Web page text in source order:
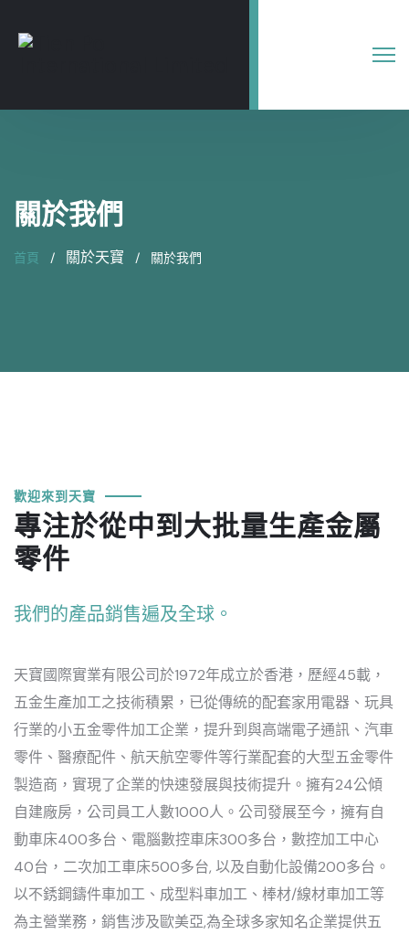
關於我們
首頁 關於天寶 關於我們
歡迎來到天寶
專注於從中到大批量生產金屬
零件
我們的產品銷售遍及全球。
天寶國際實業有限公司於1972年成立於香港，歷經45載，
五金生產加工之技術積累，已從傳統的配套家用電器、玩具
行業的小五金零件加工企業，提升到與高端電子通訊、汽車
零件、醫療配件、航天航空零件等行業配套的大型五金零件
製造商，實現了企業的快速發展與技術提升。擁有24公傾
自建廠房，公司員工人數1000人。公司發展至今，擁有自
動車床400多台、電腦數控車床300多台，數控加工中心
40台，二次加工車床500多台, 以及自動化設備200多台。
以不銹鋼鑄件車加工、成型料車加工、棒材/線材車加工等
為主營業務，銷售涉及歐美亞,為全球多家知名企業提供五